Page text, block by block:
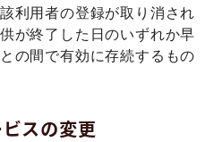
利用者の登録が取り消され
が終了した日のいずれか早
の間で有効に存続するもの
スの変更